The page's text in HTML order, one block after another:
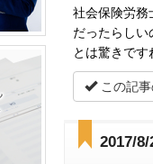
社会保険労務
だったらし
とは驚きで
この記事
2017/